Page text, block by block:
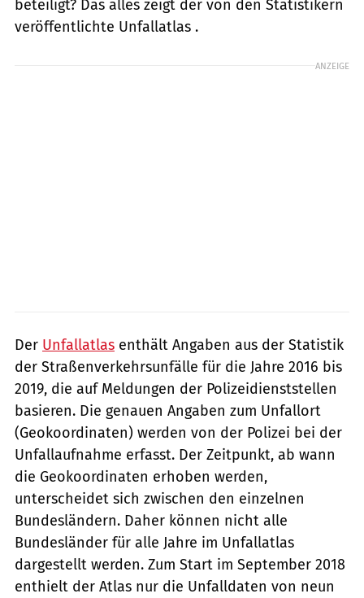
beteiligt? Das alles zeigt der von den Statistikern
veröffentlichte Unfallatlas .
ANZEIGE
Der Unfallatlas enthält Angaben aus der Statistik
der Straßenverkehrsunfälle für die Jahre 2016 bis
2019, die auf Meldungen der Polizeidienststellen
basieren. Die genauen Angaben zum Unfallort
(Geokoordinaten) werden von der Polizei bei der
Unfallaufnahme erfasst. Der Zeitpunkt, ab wann
die Geokoordinaten erhoben werden,
unterscheidet sich zwischen den einzelnen
Bundesländern. Daher können nicht alle
Bundesländer für alle Jahre im Unfallatlas
dargestellt werden. Zum Start im September 2018
enthielt der Atlas nur die Unfalldaten von neun